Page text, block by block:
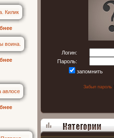
Логин:
Пароль:
запомнить
Забыл пароль|